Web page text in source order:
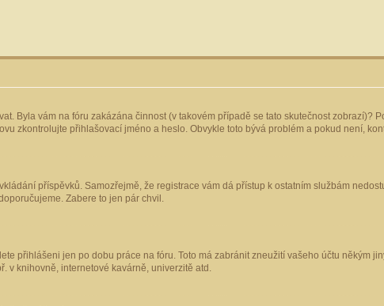
Byla vám na fóru zakázána činnost (v takovém případě se tato skutečnost zobrazí)?
zkontrolujte přihlašovací jméno a heslo. Obvykle toto bývá problém a pokud není,
příspěvků. Samozřejmě, že registrace vám dá přístup k ostatním službám
Zabere to jen pár chvil.
přihlášeni jen po dobu práce na fóru. Toto má zabránit zneužití vašeho účtu někým
v knihovně, internetové kavárně, univerzitě atd.